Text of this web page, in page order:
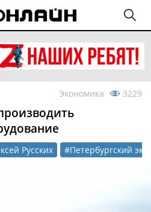
Экономика 3229
Русских #Петербургский